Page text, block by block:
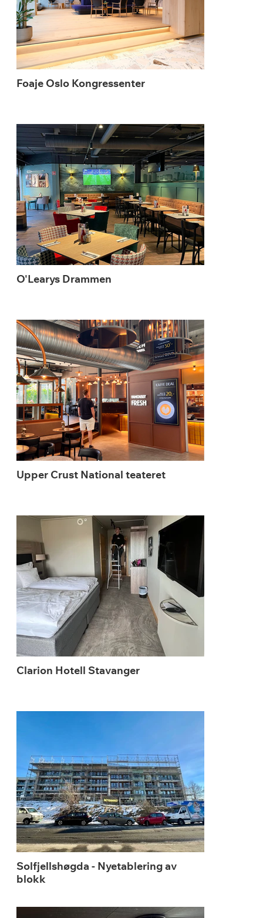
Foaje Oslo Kongressenter
O'Learys Drammen
Upper Crust National teateret
Clarion Hotell Stavanger
Solfjellshøgda - Nyetablering av
blokk